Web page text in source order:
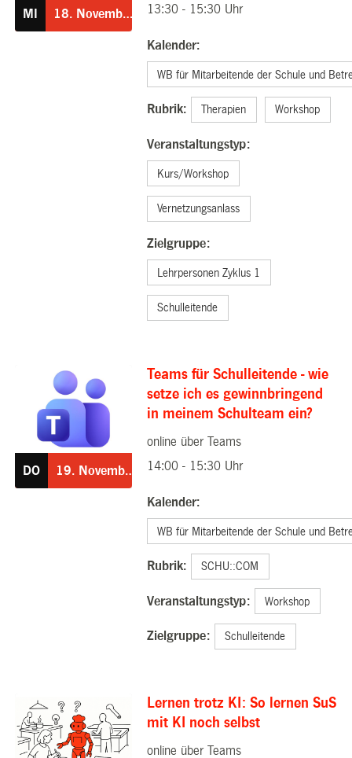
MI 18. November
13:30 - 15:30 Uhr
Kalender:
WB für Mitarbeitende der Schule und
Rubrik: Therapien Workshop
Veranstaltungstyp:
Kurs/Workshop
Vernetzungsanlass
Zielgruppe:
Lehrpersonen Zyklus 1
Schulleitende
DO 19. November
Teams für Schulleitende - wie
setze ich es gewinnbringend
in meinem Schulteam ein?
online über Teams
14:00 - 15:30 Uhr
Kalender:
WB für Mitarbeitende der Schule und
Rubrik: SCHU::COM
Veranstaltungstyp: Workshop
Zielgruppe: Schulleitende
Lernen trotz KI: So lernen SuS
mit KI noch selbst
online über Teams